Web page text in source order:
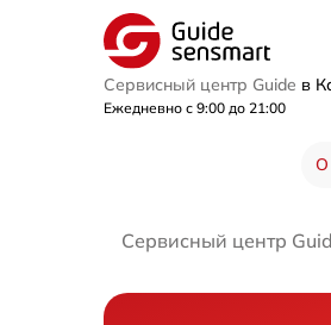
Сервисный центр Guide в
Ежедневно с 9:00 до 21:00
О
Сервисный центр